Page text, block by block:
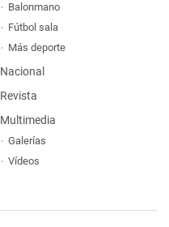
Balonmano
Fútbol sala
Más deporte
Nacional
Revista
Multimedia
Galerías
Vídeos